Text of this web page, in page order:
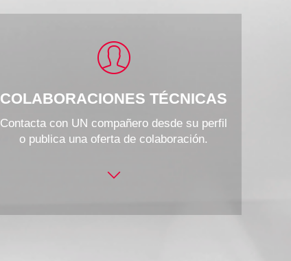
COLABORACIONES TÉCNICAS
Contacta con UN compañero desde su perfil
o publica una oferta de colaboración.